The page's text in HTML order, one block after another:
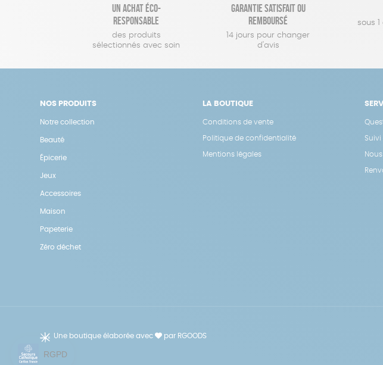
Un achat éco-
responsable
des produits
sélectionnés avec soin
Garantie satisfait ou
remboursé
14 jours pour changer
d'avis
sous
NOS PRODUITS
Notre collection
Beauté
Épicerie
Jeux
Accessoires
Maison
Papeterie
Zéro déchet
LA BOUTIQUE
Conditions de vente
Politique de confidentialité
Mentions légales
Une boutique élaborée avec par RGOODS